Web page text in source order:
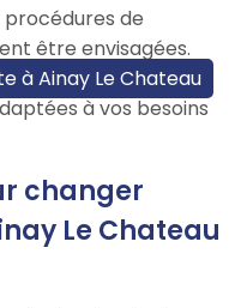
de
être envisagées.
à Ainay Le Chateau
à vos besoins
changer
Le Chateau